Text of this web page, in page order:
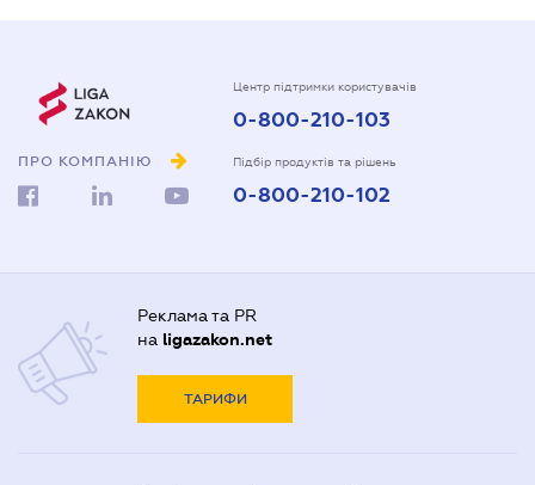
ПРО КОМПАНІЮ
Центр підтримки користувачів
0-800-210-103
Підбір продуктів та рішень
0-800-210-102
Реклама та PR
на ligazakon.net
ТАРИФИ